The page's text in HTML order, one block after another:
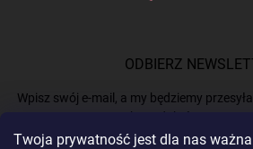
Twoja prywatność jest dla nas
ODBIERZ
Wpisz swój e-mail, a my będziemy
nowych produktów na